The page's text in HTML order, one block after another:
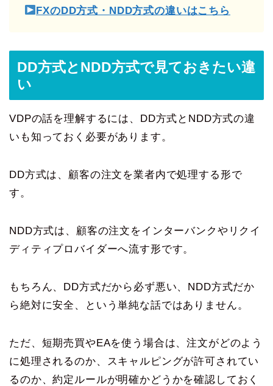
FXのDD方式・NDD方式の違いはこちら
DD方式とNDD方式で見ておきたい違
い
VDPの話を理解するには、DD方式とNDD方式の違
いも知っておく必要があります。
DD方式は、顧客の注文を業者内で処理する形で
す。
NDD方式は、顧客の注文をインターバンクやリクイ
ディティプロバイダーへ流す形です。
もちろん、DD方式だから必ず悪い、NDD方式だか
ら絶対に安全、という単純な話ではありません。
ただ、短期売買やEAを使う場合は、注文がどのよう
に処理されるのか、スキャルピングが許可されてい
るのか、約定ルールが明確かどうかを確認しておく